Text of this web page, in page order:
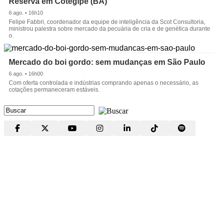
6 ago. • 16h10
Felipe Fabbri, coordenador da equipe de inteligência da Scot Consultoria,
ministrou palestra sobre mercado da pecuária de cria e de genética durante
o.
Mercado do boi gordo: sem mudanças em São Paulo
6 ago. • 16h00
Com oferta controlada e indústrias comprando apenas o necessário, as
cotações permaneceram estáveis.